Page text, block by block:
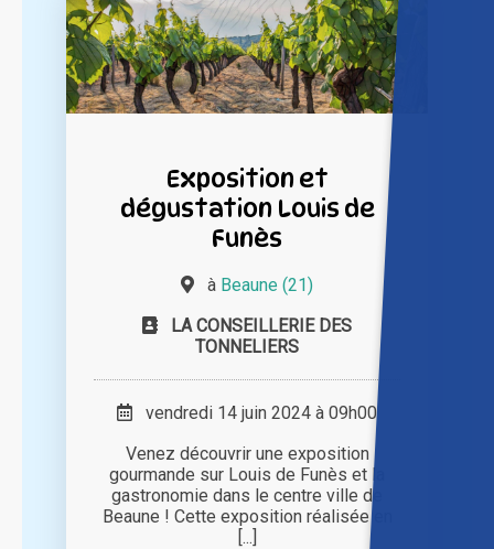
Exposition et
dégustation Louis de
Funès
à Beaune (21)
LA CONSEILLERIE DES
TONNELIERS
vendredi 14 juin 2024 à 09h00
Venez découvrir une exposition
gourmande sur Louis de Funès et la
gastronomie dans le centre ville de
Beaune ! Cette exposition réalisée en
[...]